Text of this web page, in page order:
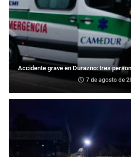
Accidente grave en Durazno: tres
7 de agosto de